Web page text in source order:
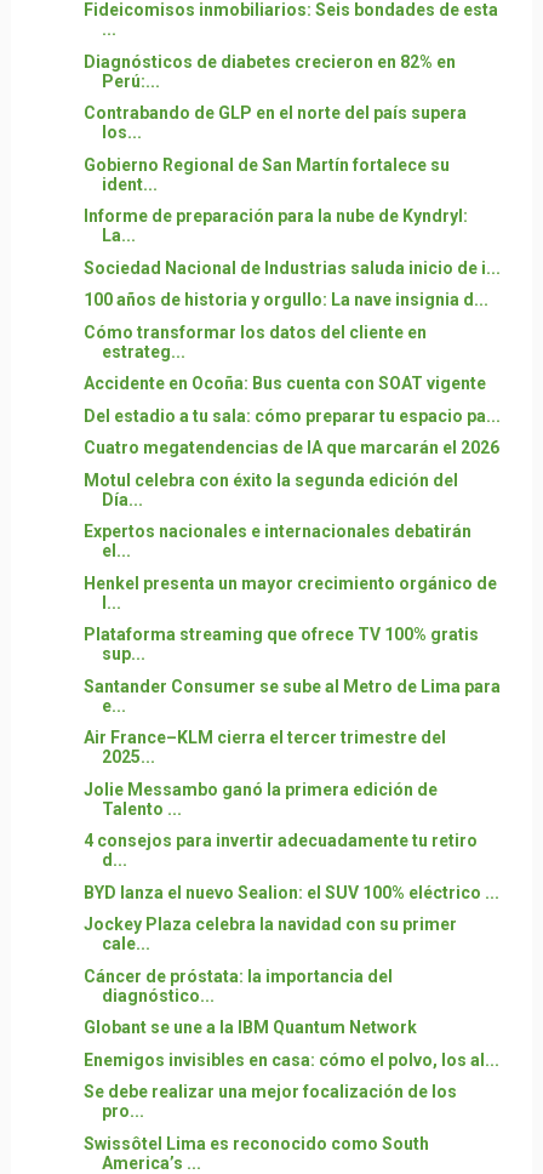
Fideicomisos inmobiliarios: Seis bondades de esta
...
Diagnósticos de diabetes crecieron en 82% en
Perú:...
Contrabando de GLP en el norte del país supera
los...
Gobierno Regional de San Martín fortalece su
ident...
Informe de preparación para la nube de Kyndryl:
La...
Sociedad Nacional de Industrias saluda inicio de i...
100 años de historia y orgullo: La nave insignia d...
Cómo transformar los datos del cliente en
estrateg...
Accidente en Ocoña: Bus cuenta con SOAT vigente
Del estadio a tu sala: cómo preparar tu espacio pa...
Cuatro megatendencias de IA que marcarán el 2026
Motul celebra con éxito la segunda edición del
Día...
Expertos nacionales e internacionales debatirán
el...
Henkel presenta un mayor crecimiento orgánico de
l...
Plataforma streaming que ofrece TV 100% gratis
sup...
Santander Consumer se sube al Metro de Lima para
e...
Air France–KLM cierra el tercer trimestre del
2025...
Jolie Messambo ganó la primera edición de
Talento ...
4 consejos para invertir adecuadamente tu retiro
d...
BYD lanza el nuevo Sealion: el SUV 100% eléctrico ...
Jockey Plaza celebra la navidad con su primer
cale...
Cáncer de próstata: la importancia del
diagnóstico...
Globant se une a la IBM Quantum Network
Enemigos invisibles en casa: cómo el polvo, los al...
Se debe realizar una mejor focalización de los
pro...
Swissôtel Lima es reconocido como South
America’s ...